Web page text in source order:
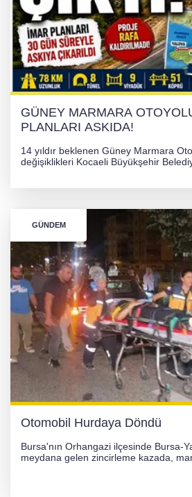
GÜNEY MARMARA
PLANLARI ASKIDA!
14 yıldır beklenen Güney Marmara
değişiklikleri Kocaeli Büyükşehir
GÜNDEM
Otomobil Hurdaya Döndü
Bursa'nın Orhangazi ilçesinde Bursa-
meydana gelen zincirleme kazada,